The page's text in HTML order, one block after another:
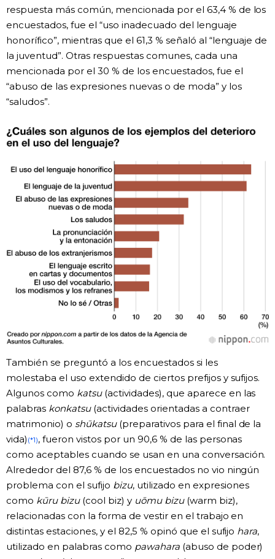
respuesta más común, mencionada por el 63,4 % de los
encuestados, fue el “uso inadecuado del lenguaje
honorífico”, mientras que el 61,3 % señaló al “lenguaje de
la juventud”. Otras respuestas comunes, cada una
mencionada por el 30 % de los encuestados, fue el
“abuso de las expresiones nuevas o de moda” y los
“saludos”.
También se preguntó a los encuestados si les
molestaba el uso extendido de ciertos prefijos y sufijos.
Algunos como katsu(actividades), que aparece en las
palabras konkatsu(actividades orientadas a contraer
matrimonio) o shūkatsu(preparativos para el final de la
vida) (*1), fueron vistos por un 90,6 % de las personas
como aceptables cuando se usan en una conversación.
Alrededor del 87,6 % de los encuestados no vio ningún
problema con el sufijo bizu, utilizado en expresiones
como kūru bizu(cool biz) y uōmu bizu(warm biz),
relacionadas con la forma de vestir en el trabajo en
distintas estaciones, y el 82,5 % opinó que el sufijo hara,
utilizado en palabras como pawahara(abuso de poder)